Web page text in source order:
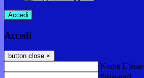
Accedi
Accedi
button close ×
Nome Utente